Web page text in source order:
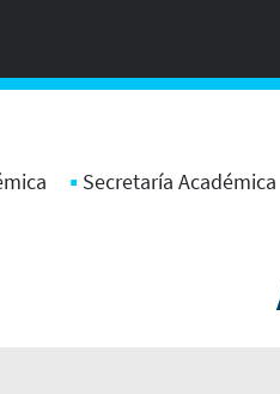
Secretaría Académica